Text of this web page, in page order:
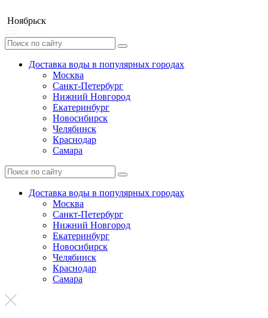
Ноябрьск
Доставка воды в популярных городах
Москва
Санкт-Петербург
Нижний Новгород
Екатеринбург
Новосибирск
Челябинск
Краснодар
Самара
Доставка воды в популярных городах
Москва
Санкт-Петербург
Нижний Новгород
Екатеринбург
Новосибирск
Челябинск
Краснодар
Самара